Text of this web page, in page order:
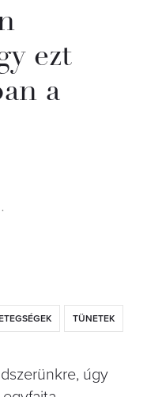
ezt
a
TÜNETEK
úgy